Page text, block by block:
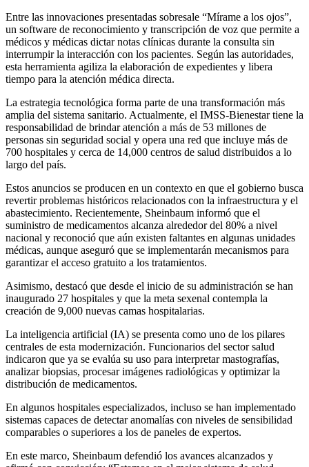
Entre las innovaciones presentadas sobresale “Mírame a los ojos”,
un software de reconocimiento y transcripción de voz que permite a
médicos y médicas dictar notas clínicas durante la consulta sin
interrumpir la interacción con los pacientes. Según las autoridades,
esta herramienta agiliza la elaboración de expedientes y libera
tiempo para la atención médica directa.
La estrategia tecnológica forma parte de una transformación más
amplia del sistema sanitario. Actualmente, el IMSS-Bienestar tiene la
responsabilidad de brindar atención a más de 53 millones de
personas sin seguridad social y opera una red que incluye más de
700 hospitales y cerca de 14,000 centros de salud distribuidos a lo
largo del país.
Estos anuncios se producen en un contexto en que el gobierno busca
revertir problemas históricos relacionados con la infraestructura y el
abastecimiento. Recientemente, Sheinbaum informó que el
suministro de medicamentos alcanza alrededor del 80% a nivel
nacional y reconoció que aún existen faltantes en algunas unidades
médicas, aunque aseguró que se implementarán mecanismos para
garantizar el acceso gratuito a los tratamientos.
Asimismo, destacó que desde el inicio de su administración se han
inaugurado 27 hospitales y que la meta sexenal contempla la
creación de 9,000 nuevas camas hospitalarias.
La inteligencia artificial (IA) se presenta como uno de los pilares
centrales de esta modernización. Funcionarios del sector salud
indicaron que ya se evalúa su uso para interpretar mastografías,
analizar biopsias, procesar imágenes radiológicas y optimizar la
distribución de medicamentos.
En algunos hospitales especializados, incluso se han implementado
sistemas capaces de detectar anomalías con niveles de sensibilidad
comparables o superiores a los de paneles de expertos.
En este marco, Sheinbaum defendió los avances alcanzados y